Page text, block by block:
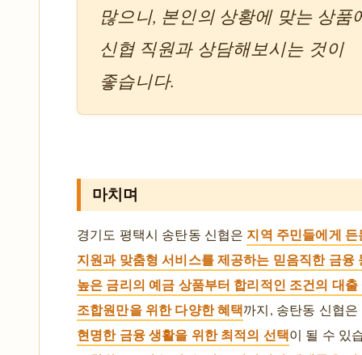
많으니, 본인의 상황에 맞는 상품
신협 직원과 상담해보시는 것이
좋습니다.
마치며
경기도 평택시 송탄동 신협은 지역 주민들에게
지원과 맞춤형 서비스를 제공하는 믿음직한 금융
높은 금리의 예금 상품부터 합리적인 조건의 대
조합원만을 위한 다양한 혜택까지, 송탄동 신협
현명한 금융 생활을 위한 최적의 선택이 될 수 있